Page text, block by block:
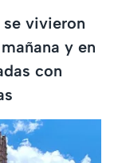
vivieron
y en
con